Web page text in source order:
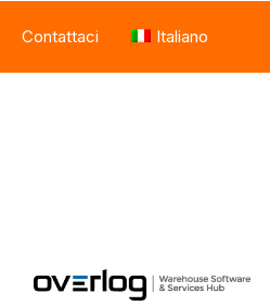
Contattaci Italiano